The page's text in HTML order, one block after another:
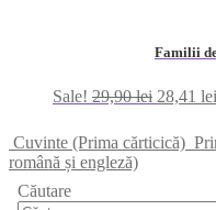
Familii
Sale! 29,90lei 28,41 lei
Cuvinte (Prima cărticică)
română și engleză)
Căutare